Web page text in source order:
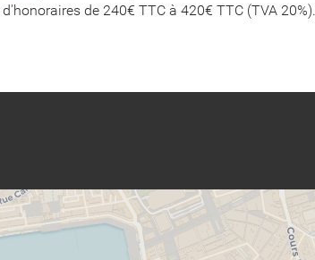
de 240€ TTC à 420€ TTC (TVA 20%).